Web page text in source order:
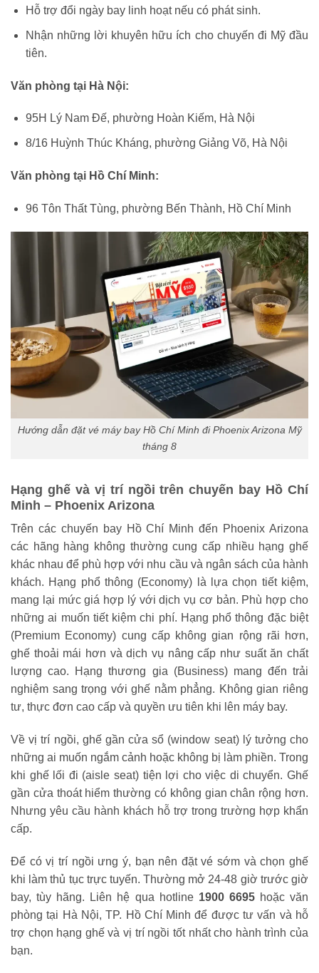
Hỗ trợ đổi ngày bay linh hoạt nếu có phát sinh.
Nhận những lời khuyên hữu ích cho chuyến đi Mỹ đầu
tiên.
Văn phòng tại Hà Nội:
95H Lý Nam Đế, phường Hoàn Kiếm, Hà Nội
8/16 Huỳnh Thúc Kháng, phường Giảng Võ, Hà Nội
Văn phòng tại Hồ Chí Minh:
96 Tôn Thất Tùng, phường Bến Thành, Hồ Chí Minh
Hướng dẫn đặt vé máy bay Hồ Chí Minh đi Phoenix Arizona Mỹ
tháng 8
Hạng ghế và vị trí ngồi trên chuyến bay Hồ Chí
Minh – Phoenix Arizona
Trên các chuyến bay Hồ Chí Minh đến Phoenix Arizona
các hãng hàng không thường cung cấp nhiều hạng ghế
khác nhau để phù hợp với nhu cầu và ngân sách của hành
khách. Hạng phổ thông (Economy) là lựa chọn tiết kiệm,
mang lại mức giá hợp lý với dịch vụ cơ bản. Phù hợp cho
những ai muốn tiết kiệm chi phí. Hạng phổ thông đặc biệt
(Premium Economy) cung cấp không gian rộng rãi hơn,
ghế thoải mái hơn và dịch vụ nâng cấp như suất ăn chất
lượng cao. Hạng thương gia (Business) mang đến trải
nghiệm sang trọng với ghế nằm phẳng. Không gian riêng
tư, thực đơn cao cấp và quyền ưu tiên khi lên máy bay.
Về vị trí ngồi, ghế gần cửa sổ (window seat) lý tưởng cho
những ai muốn ngắm cảnh hoặc không bị làm phiền. Trong
khi ghế lối đi (aisle seat) tiện lợi cho việc di chuyển. Ghế
gần cửa thoát hiểm thường có không gian chân rộng hơn.
Nhưng yêu cầu hành khách hỗ trợ trong trường hợp khẩn
cấp.
Để có vị trí ngồi ưng ý, bạn nên đặt vé sớm và chọn ghế
khi làm thủ tục trực tuyến. Thường mở 24-48 giờ trước giờ
bay, tùy hãng. Liên hệ qua hotline 1900 6695hoặc văn
phòng tại Hà Nội, TP. Hồ Chí Minh để được tư vấn và hỗ
trợ chọn hạng ghế và vị trí ngồi tốt nhất cho hành trình của
bạn.